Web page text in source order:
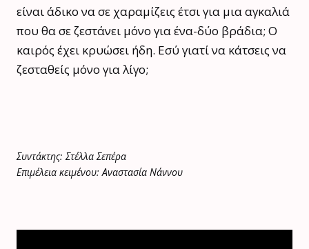
είναι άδικο να σε χαραμίζεις έτσι για μια αγκαλιά
που θα σε ζεστάνει μόνο για ένα-δύο βράδια; Ο
καιρός έχει κρυώσει ήδη. Εσύ γιατί να κάτσεις να
ζεσταθείς μόνο για λίγο;
Συντάκτης: Στέλλα Σεπέρα
Επιμέλεια κειμένου: Αναστασία Νάννου